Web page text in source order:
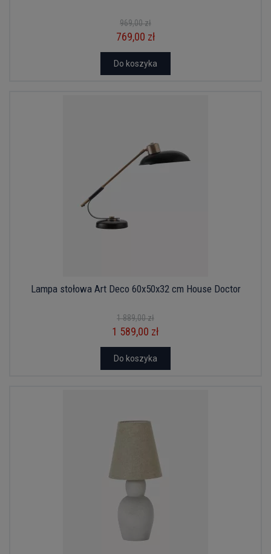
969,00 zł
769,00 zł
Do koszyka
Lampa stołowa Art Deco 60x50x32 cm House Doctor
1 889,00 zł
1 589,00 zł
Do koszyka